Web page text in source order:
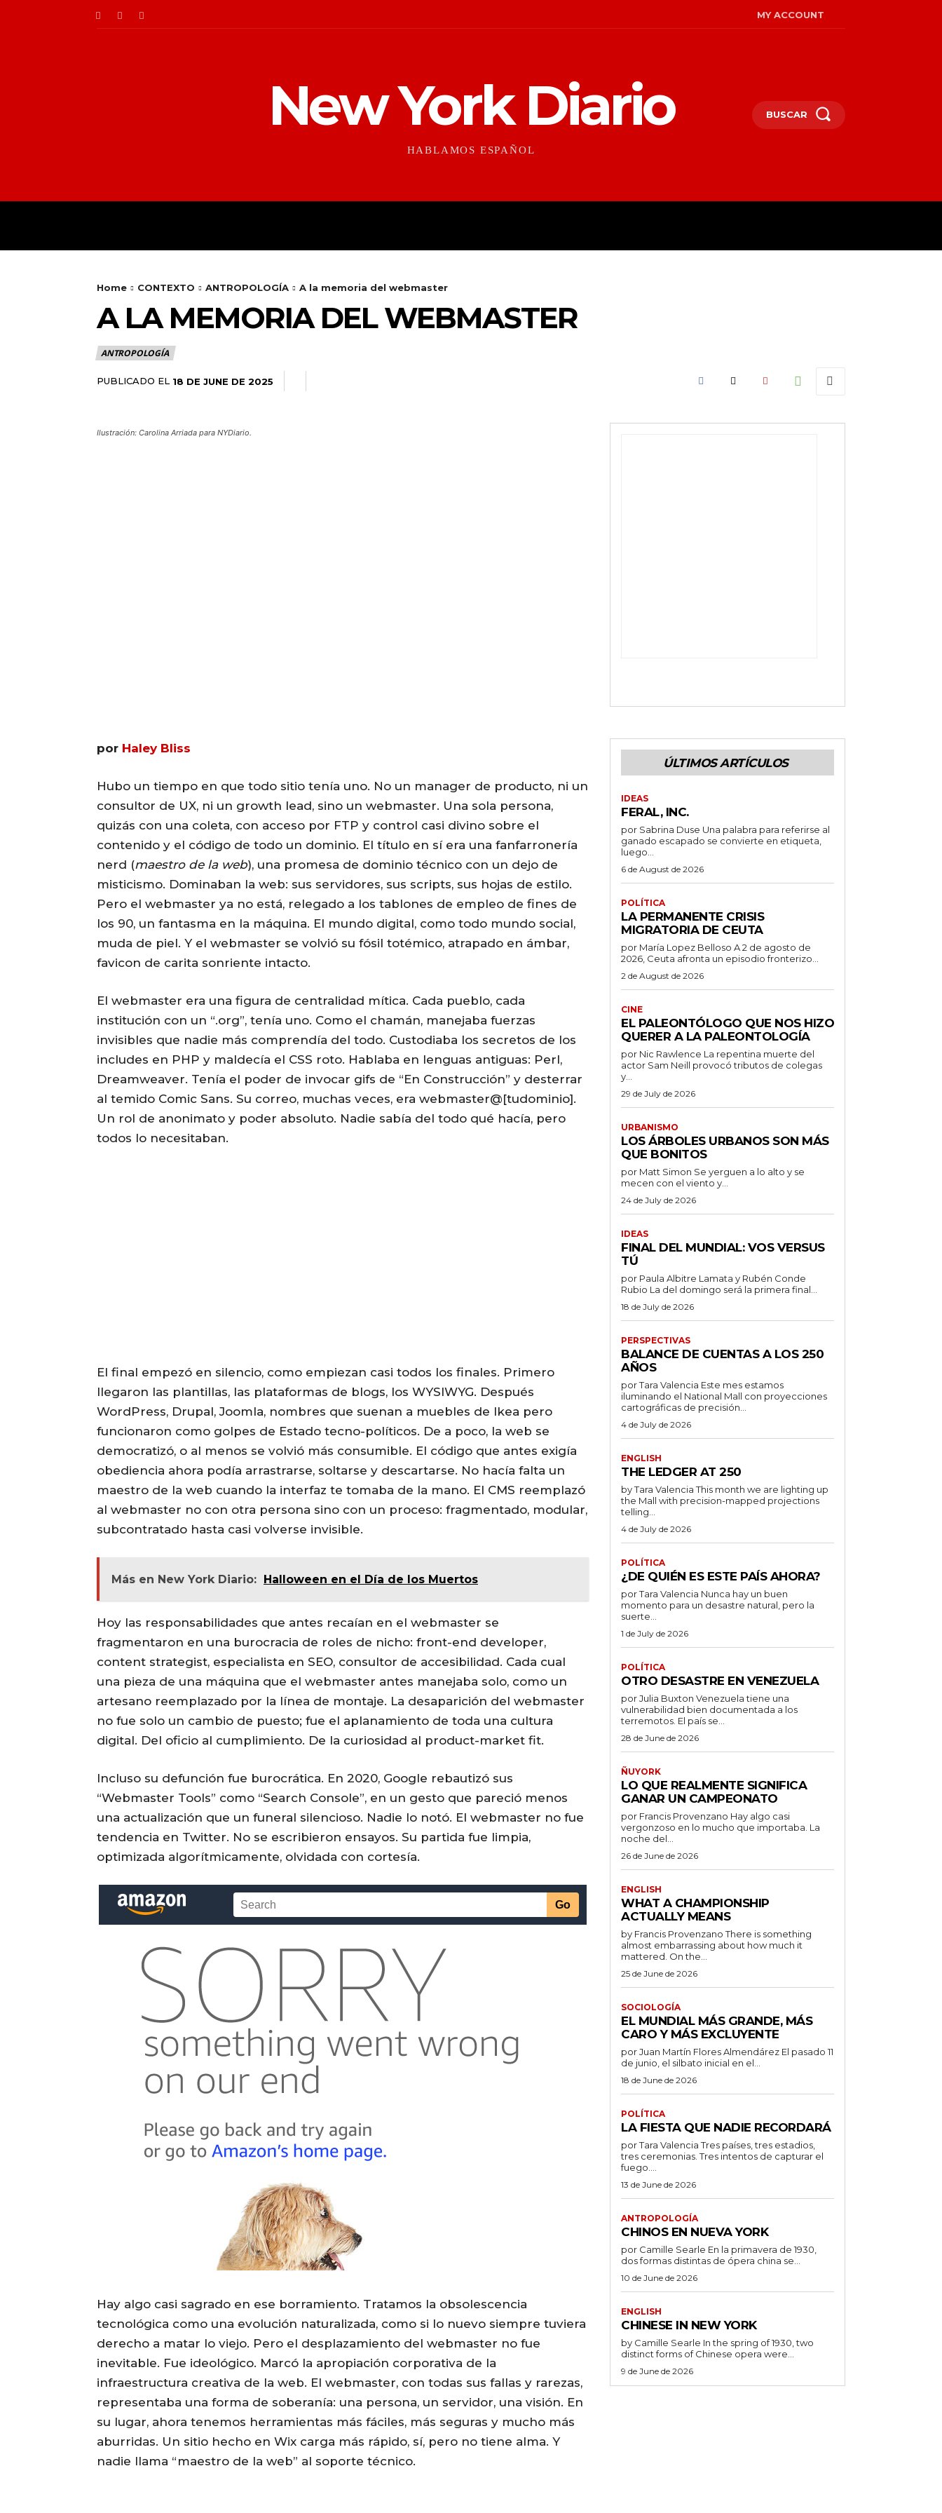
MY ACCOUNT
New York Diario
HABLAMOS ESPAÑOL
BUSCAR
Home CONTEXTO ANTROPOLOGÍA A la memoria del webmaster
A LA MEMORIA DEL WEBMASTER
ANTROPOLOGÍA
PUBLICADO EL 18 DE JUNE DE 2025
Ilustración: Carolina Arriada para NYDiario.
por Haley Bliss
Hubo un tiempo en que todo sitio tenía uno. No un manager de producto, ni un
consultor de UX, ni un growth lead, sino un webmaster. Una sola persona,
quizás con una coleta, con acceso por FTP y control casi divino sobre el
contenido y el código de todo un dominio. El título en sí era una fanfarronería
nerd (maestro de la web), una promesa de dominio técnico con un dejo de
misticismo. Dominaban la web: sus servidores, sus scripts, sus hojas de estilo.
Pero el webmaster ya no está, relegado a los tablones de empleo de fines de
los 90, un fantasma en la máquina. El mundo digital, como todo mundo social,
muda de piel. Y el webmaster se volvió su fósil totémico, atrapado en ámbar,
favicon de carita sonriente intacto.
El webmaster era una figura de centralidad mítica. Cada pueblo, cada
institución con un “.org”, tenía uno. Como el chamán, manejaba fuerzas
invisibles que nadie más comprendía del todo. Custodiaba los secretos de los
includes en PHP y maldecía el CSS roto. Hablaba en lenguas antiguas: Perl,
Dreamweaver. Tenía el poder de invocar gifs de “En Construcción” y desterrar
al temido Comic Sans. Su correo, muchas veces, era webmaster@[tudominio].
Un rol de anonimato y poder absoluto. Nadie sabía del todo qué hacía, pero
todos lo necesitaban.
El final empezó en silencio, como empiezan casi todos los finales. Primero
llegaron las plantillas, las plataformas de blogs, los WYSIWYG. Después
WordPress, Drupal, Joomla, nombres que suenan a muebles de Ikea pero
funcionaron como golpes de Estado tecno-políticos. De a poco, la web se
democratizó, o al menos se volvió más consumible. El código que antes exigía
obediencia ahora podía arrastrarse, soltarse y descartarse. No hacía falta un
maestro de la web cuando la interfaz te tomaba de la mano. El CMS reemplazó
al webmaster no con otra persona sino con un proceso: fragmentado, modular,
subcontratado hasta casi volverse invisible.
Más en New York Diario: Halloween en el Día de los Muertos
Hoy las responsabilidades que antes recaían en el webmaster se
fragmentaron en una burocracia de roles de nicho: front-end developer,
content strategist, especialista en SEO, consultor de accesibilidad. Cada cual
una pieza de una máquina que el webmaster antes manejaba solo, como un
artesano reemplazado por la línea de montaje. La desaparición del webmaster
no fue solo un cambio de puesto; fue el aplanamiento de toda una cultura
digital. Del oficio al cumplimiento. De la curiosidad al product-market fit.
Incluso su defunción fue burocrática. En 2020, Google rebautizó sus
“Webmaster Tools” como “Search Console”, en un gesto que pareció menos
una actualización que un funeral silencioso. Nadie lo notó. El webmaster no fue
tendencia en Twitter. No se escribieron ensayos. Su partida fue limpia,
optimizada algorítmicamente, olvidada con cortesía.
Hay algo casi sagrado en ese borramiento. Tratamos la obsolescencia
tecnológica como una evolución naturalizada, como si lo nuevo siempre tuviera
derecho a matar lo viejo. Pero el desplazamiento del webmaster no fue
inevitable. Fue ideológico. Marcó la apropiación corporativa de la
infraestructura creativa de la web. El webmaster, con todas sus fallas y rarezas,
representaba una forma de soberanía: una persona, un servidor, una visión. En
su lugar, ahora tenemos herramientas más fáciles, más seguras y mucho más
aburridas. Un sitio hecho en Wix carga más rápido, sí, pero no tiene alma. Y
nadie llama “maestro de la web” al soporte técnico.
ÚLTIMOS ARTÍCULOS
IDEAS
FERAL, INC.
por Sabrina Duse Una palabra para referirse al
ganado escapado se convierte en etiqueta,
luego...
6 de August de 2026
POLÍTICA
LA PERMANENTE CRISIS
MIGRATORIA DE CEUTA
por María Lopez Belloso A 2 de agosto de
2026, Ceuta afronta un episodio fronterizo...
2 de August de 2026
CINE
EL PALEONTÓLOGO QUE NOS HIZO
QUERER A LA PALEONTOLOGÍA
por Nic Rawlence La repentina muerte del
actor Sam Neill provocó tributos de colegas
y...
29 de July de 2026
URBANISMO
LOS ÁRBOLES URBANOS SON MÁS
QUE BONITOS
por Matt Simon Se yerguen a lo alto y se
mecen con el viento y...
24 de July de 2026
IDEAS
FINAL DEL MUNDIAL: VOS VERSUS
TÚ
por Paula Albitre Lamata y Rubén Conde
Rubio La del domingo será la primera final...
18 de July de 2026
PERSPECTIVAS
BALANCE DE CUENTAS A LOS 250
AÑOS
por Tara Valencia Este mes estamos
iluminando el National Mall con proyecciones
cartográficas de precisión...
4 de July de 2026
ENGLISH
THE LEDGER AT 250
by Tara Valencia This month we are lighting up
the Mall with precision-mapped projections
telling...
4 de July de 2026
POLÍTICA
¿DE QUIÉN ES ESTE PAÍS AHORA?
por Tara Valencia Nunca hay un buen
momento para un desastre natural, pero la
suerte...
1 de July de 2026
POLÍTICA
OTRO DESASTRE EN VENEZUELA
por Julia Buxton Venezuela tiene una
vulnerabilidad bien documentada a los
terremotos. El país se...
28 de June de 2026
ÑUYORK
LO QUE REALMENTE SIGNIFICA
GANAR UN CAMPEONATO
por Francis Provenzano Hay algo casi
vergonzoso en lo mucho que importaba. La
noche del...
26 de June de 2026
ENGLISH
WHAT A CHAMPIONSHIP
ACTUALLY MEANS
by Francis Provenzano There is something
almost embarrassing about how much it
mattered. On the...
25 de June de 2026
SOCIOLOGÍA
EL MUNDIAL MÁS GRANDE, MÁS
CARO Y MÁS EXCLUYENTE
por Juan Martín Flores Almendárez El pasado 11
de junio, el silbato inicial en el...
18 de June de 2026
POLÍTICA
LA FIESTA QUE NADIE RECORDARÁ
por Tara Valencia Tres países, tres estadios,
tres ceremonias. Tres intentos de capturar el
fuego....
13 de June de 2026
ANTROPOLOGÍA
CHINOS EN NUEVA YORK
por Camille Searle En la primavera de 1930,
dos formas distintas de ópera china se...
10 de June de 2026
ENGLISH
CHINESE IN NEW YORK
by Camille Searle In the spring of 1930, two
distinct forms of Chinese opera were...
9 de June de 2026